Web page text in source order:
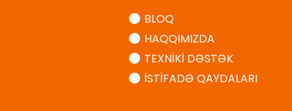
BLOQ
HAQQIMIZDA
TEXNİKİ DƏSTƏK
İSTİFADƏ QAYDALARI